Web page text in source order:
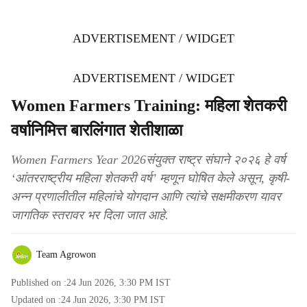
ADVERTISEMENT / WIDGET
ADVERTISEMENT / WIDGET
Women Farmers Training: महिला शेतकरी
वर्षानिमित्त बारलिंगात शेतीशाळा
Women Farmers Year 2026संयुक्त राष्ट्र संघाने २०२६ हे वर्ष
‘आंतरराष्ट्रीय महिला शेतकरी वर्ष’ म्हणून घोषित केले असून, कृषी-
अन्न प्रणालीतील महिलांचे योगदान आणि त्यांचे सक्षमीकरण यावर
जागतिक स्तरावर भर दिला जात आहे.
Team Agrowon
Published on :24 Jun 2026, 3:30 PM IST
Updated on :24 Jun 2026, 3:30 PM IST